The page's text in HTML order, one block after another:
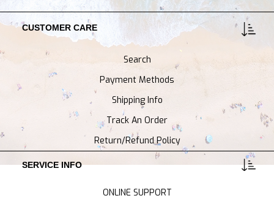
CUSTOMER CARE
Search
Payment Methods
Shipping Info
Track An Order
Return/Refund Policy
SERVICE INFO
ONLINE SUPPORT